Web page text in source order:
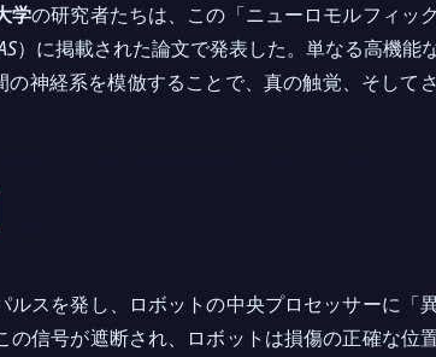
学の研究者たちは、この「ニューロモルフィッ
）に掲載された論文で発表した。単なる高機能
神経系を模倣することで、真の触覚、そして
スを発し、ロボットの中央プロセッサーに「
信号が遮断され、ロボットは損傷の正確な位